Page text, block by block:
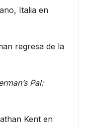
Italia en
regresa de la
Pal:
Kent en